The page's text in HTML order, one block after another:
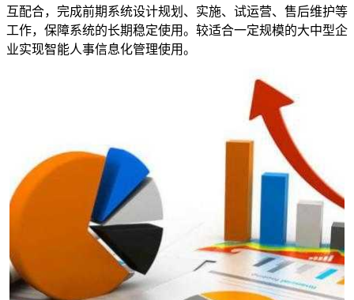
互配合，完成前期系统设计规划、实施、试运营、售后维护等
工作，保障系统的长期稳定使用。 较适合一定规模的大中型企
业实现智能人事信息化管理使用。